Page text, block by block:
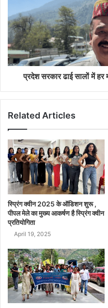
प्रदेश सरकार ढाई सालों में हर
Related Articles
स्प्रिंग क्वीन 2025 के ऑडिशन शुरू ,
पीपल मेले का मुख्य आकर्षण है स्प्रिंग क्वीन
प्रतियोगिता
April 19, 2025